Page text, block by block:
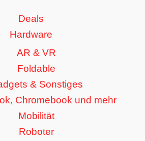
Deals
Hardware
AR & VR
Foldable
& Sonstiges
Chromebook und mehr
Mobilität
Roboter